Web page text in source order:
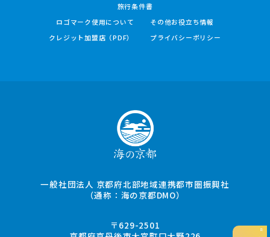
旅行条件書
ロゴマーク使用について
その他お役立ち情報
クレジット加盟店（PDF）
プライバシーポリシー
一般社団法人 京都府北部地域連携都市圏振興社
（通称：海の京都DMO）
〒629-2501